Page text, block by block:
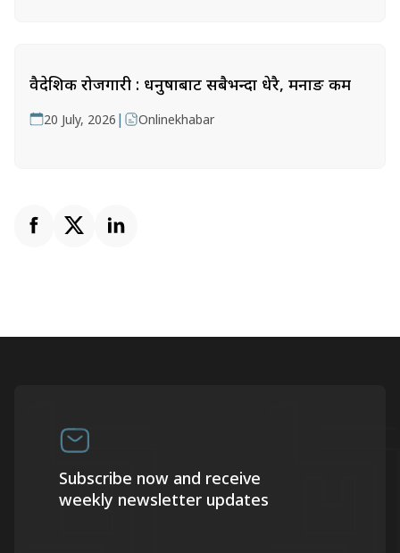
वैदेशिक रोजगारी : धनुषाबाट सबैभन्दा धेरै, मनाङ कम
20 July, 2026 | Onlinekhabar
Subscribe now and receive
weekly newsletter updates